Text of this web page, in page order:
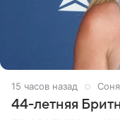
15 часов назад
44-летняя